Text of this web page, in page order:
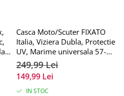
Casca Moto/Scuter FIXATO
Italia, Viziera Dubla, Protectie
UV, Marime universala 57-
61cm, Negru
249,99 Lei
149,99 Lei
IN STOC